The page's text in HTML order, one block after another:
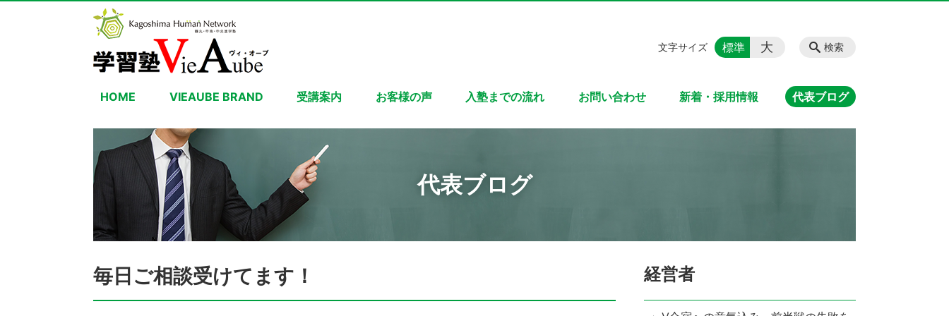
HOME VIEAUBE BRAND 受講案内 お客様の声 入塾までの流れ お問い合わせ 新着・採用情報 代表ブログ
検索
文字サイズ 標準 大
代表ブログ
毎日ご相談受けてます！ 経営者